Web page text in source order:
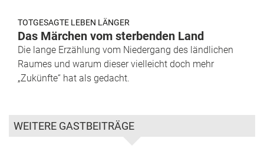
TOTGESAGTE LEBEN LÄNGER
Das Märchen vom sterbenden Land
Die lange Erzählung vom Niedergang des ländlichen
Raumes und warum dieser vielleicht doch mehr
„Zukünfte“ hat als gedacht.
WEITERE GASTBEITRÄGE